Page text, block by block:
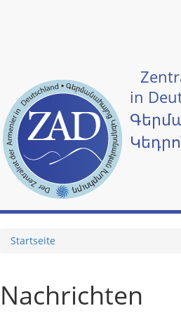
in
Startseite
Nachrichten